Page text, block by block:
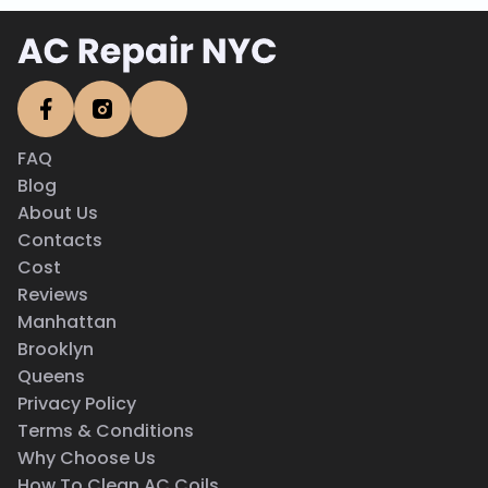
FAQ
Blog
About Us
Contacts
Cost
Reviews
Manhattan
Brooklyn
Queens
Privacy Policy
Terms & Conditions
Why Choose Us